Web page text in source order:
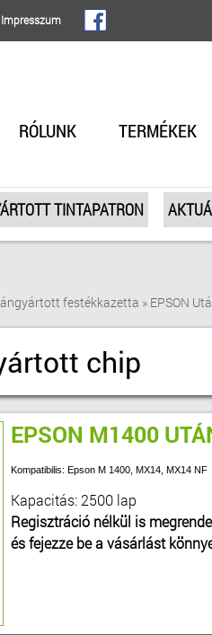
Impresszum
RÓLUNK TERMÉKEK
TINTAPATRON
festékkazetta » EPSON
chip
EPSON M1400
Kompatibilis: Epson M 1400, MX14, MX14 NF
Kapacitás: 2500 lap
Regisztráció nélkül is
és fejezze be a vásárlást